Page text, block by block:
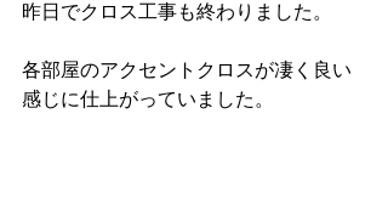
昨日でクロス工事も終わりました。
各部屋のアクセントクロスが凄く良い
感じに仕上がっていました。